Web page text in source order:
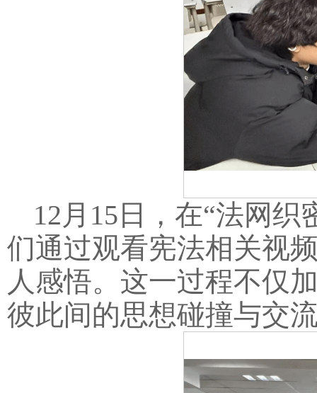
12月15日，在“法网
们通过观看宪法相关视
人感悟。这一过程不仅
彼此间的思想碰撞与交